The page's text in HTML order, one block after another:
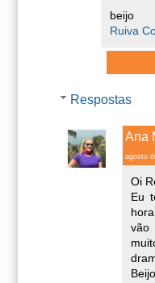
beijo
Ruiva
Respostas
Ana
agosto
Oi
Eu
vão